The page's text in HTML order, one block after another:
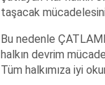
taşacak
Bu nedenle
halkın devrim
Tüm halkımıza iyi